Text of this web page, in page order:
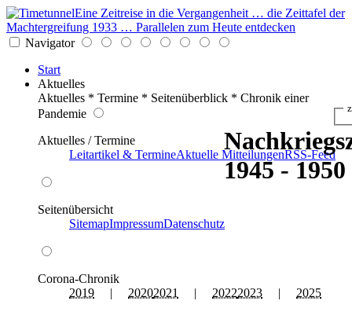
Eine Zeitreise in die Vergangenheit … die Zeittafel der
Machtergreifung 1933 … Parallelen zum Heute entdecken
Navigator
Start
Aktuelles
Aktuelles * Termine * Seitenüberblick * Chronik einer
Pandemie
Aktuelles / Termine
Leitartikel & TermineAktuelle MitteilungenRSS-Feed
Seitenübersicht
SitemapImpressumDatenschutz
Corona-Chronik
2019 | 20202021 | 20222023 | 2025
1945 - 1950